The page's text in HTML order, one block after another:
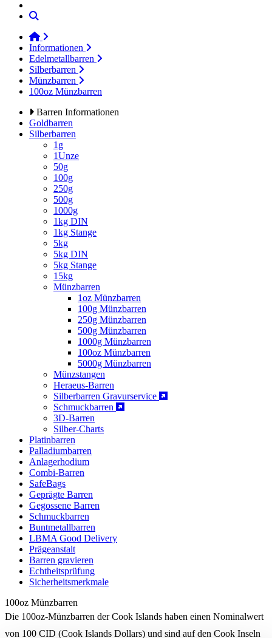
Informationen
Edelmetallbarren
Silberbarren
Münzbarren
100oz Münzbarren
Barren Informationen
Goldbarren
Silberbarren
1g
1Unze
50g
100g
250g
500g
1000g
1kg DIN
1kg Stange
5kg
5kg DIN
5kg Stange
15kg
Münzbarren
1oz Münzbarren
100g Münzbarren
250g Münzbarren
500g Münzbarren
1000g Münzbarren
100oz Münzbarren
5000g Münzbarren
Münzstangen
Heraeus-Barren
Silberbarren Gravurservice
Schmuckbarren
3D-Barren
Silber-Charts
Platinbarren
Palladiumbarren
Anlagerhodium
Combi-Barren
SafeBags
Geprägte Barren
Gegossene Barren
Schmuckbarren
Buntmetallbarren
LBMA Good Delivery
Prägeanstalt
Barren gravieren
Echtheitsprüfung
Sicherheitsmerkmale
100oz Münzbarren
Die 100oz-Münzbarren der Cook Islands haben einen Nominalwert
von 100 CID (Cook Islands Dollars) und sind auf den Cook Inseln